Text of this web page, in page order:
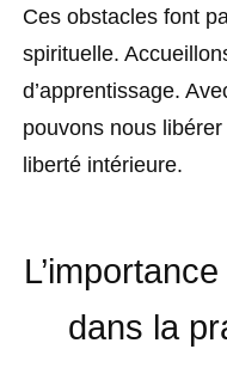
Ces obstacles font
spirituelle.
d’apprentissage.
pouvons nous
liberté intérieure.
dans la